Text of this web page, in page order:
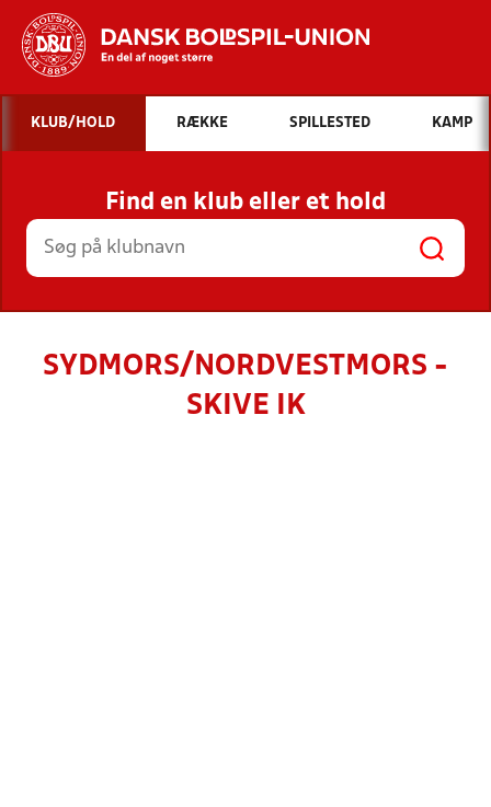
Hvad vil du søge efter?
INDHOLD OG NYHEDER
STILLINGER, RESULTATER, KLUBBER OG
HOLD
KLUB/HOLD RÆKKE SPILLESTED KAMP
Find en klub eller et hold
SYDMORS/NORDVESTMORS -
SKIVE IK